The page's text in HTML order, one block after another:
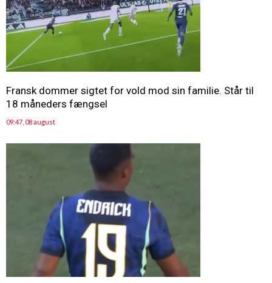
Fransk dommer sigtet for vold mod sin familie. Står til
18 måneders fængsel
09:47, 08 august